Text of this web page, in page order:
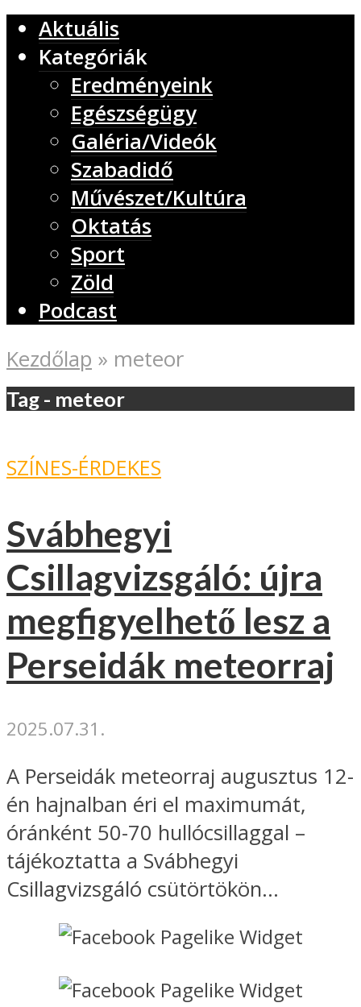
Aktuális
Kategóriák
Eredményeink
Egészségügy
Galéria/Videók
Szabadidő
Művészet/Kultúra
Oktatás
Sport
Zöld
Podcast
Kezdőlap » meteor
Tag - meteor
SZÍNES-ÉRDEKES
Svábhegyi
Csillagvizsgáló: újra
megfigyelhető lesz a
Perseidák meteorraj
2025.07.31.
A Perseidák meteorraj augusztus 12-
én hajnalban éri el maximumát,
óránként 50-70 hullócsillaggal –
tájékoztatta a Svábhegyi
Csillagvizsgáló csütörtökön...